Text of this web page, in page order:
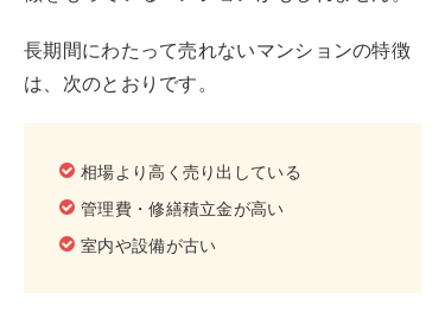
長期間にわたって売れないマンションの特徴
は、次のとおりです。
相場より高く売り出している
管理費・修繕積立金が高い
室内や設備が古い